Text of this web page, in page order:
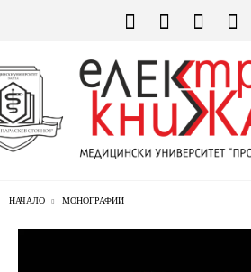
НАЧАЛО МОНОГРАФИИ